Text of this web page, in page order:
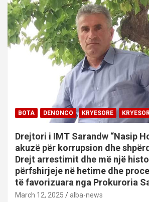
BOTA DENONCO KRYESORE
Drejtori i IMT Sarandw “Nasip
akuzë për korrupsion dhe
Drejt arrestimit dhe më një
përfshirjeje në hetime dhe
të favorizuara nga Prokuroria
March 12, 2025 alba-news